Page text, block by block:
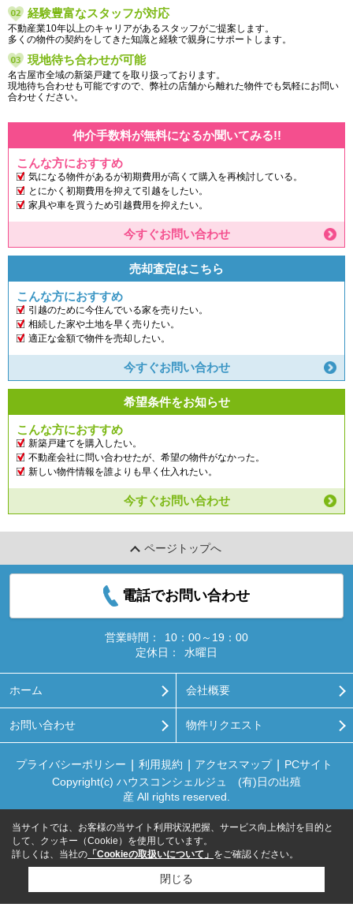
経験豊富なスタッフが対応
不動産業10年以上のキャリアがあるスタッフがご提案します。
多くの物件の契約をしてきた知識と経験で親身にサポートします。
現地待ち合わせが可能
名古屋市全域の新築戸建てを取り扱っております。
現地待ち合わせも可能ですので、弊社の店舗から離れた物件でも気軽にお問い
合わせください。
仲介手数料が無料になるか聞いてみる!!
こんな方におすすめ
気になる物件があるが初期費用が高くて購入を再検討している。
とにかく初期費用を抑えて引越をしたい。
家具や車を買うため引越費用を抑えたい。
今すぐお問い合わせ
売却査定はこちら
こんな方におすすめ
引越のために今住んでいる家を売りたい。
相続した家や土地を早く売りたい。
適正な金額で物件を売却したい。
今すぐお問い合わせ
希望条件をお知らせ
こんな方におすすめ
新築戸建てを購入したい。
不動産会社に問い合わせたが、希望の物件がなかった。
新しい物件情報を誰よりも早く仕入れたい。
今すぐお問い合わせ
ページトップへ
電話でお問い合わせ
営業時間：
10：00～19：00
定休日：
水曜日
ホーム 会社概要
お問い合わせ 物件リクエスト
プライバシーポリシー 利用規約 アクセスマップ
PCサイト
Copyright(c) ハウスコンシェルジュ (有)日の出殖
産 All rights reserved.
当サイトでは、お客様の当サイト利用状況把握、サービス向上検討を目的と
して、クッキー（Cookie）を使用しています。
詳しくは、当社の 「Cookieの取扱いについて」 をご確認ください。
閉じる